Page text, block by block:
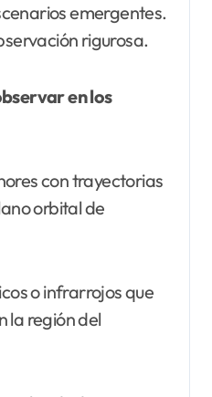
emergentes.
rigurosa.
en los
con trayectorias
orbital de
o infrarrojos que
la región del